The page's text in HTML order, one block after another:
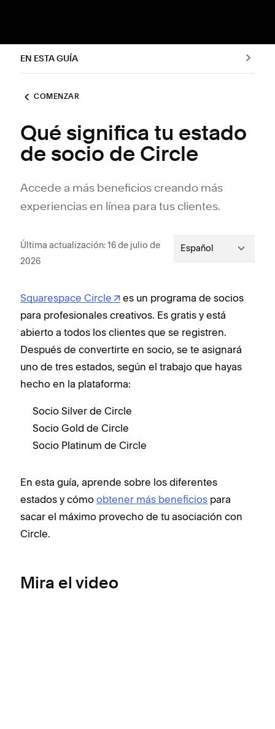
EN ESTA GUÍA
COMENZAR
Qué significa tu estado
de socio de Circle
Accede a más beneficios creando más
experiencias en línea para tus clientes.
Última actualización: 16 de julio de
2026
Español
Squarespace Circle
es un programa de socios
para profesionales creativos. Es gratis y está
abierto a todos los clientes que se registren.
Después de convertirte en socio, se te asignará
uno de tres estados, según el trabajo que hayas
hecho en la plataforma:
Socio Silver de Circle
Socio Gold de Circle
Socio Platinum de Circle
En esta guía, aprende sobre los diferentes
estados y cómo obtener más beneficios para
sacar el máximo provecho de tu asociación con
Circle.
Mira el video